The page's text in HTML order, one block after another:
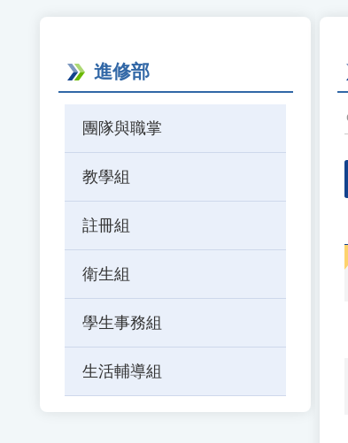
進修部
團隊與職掌
教學組
註冊組
衛生組
學生事務組
生活輔導組